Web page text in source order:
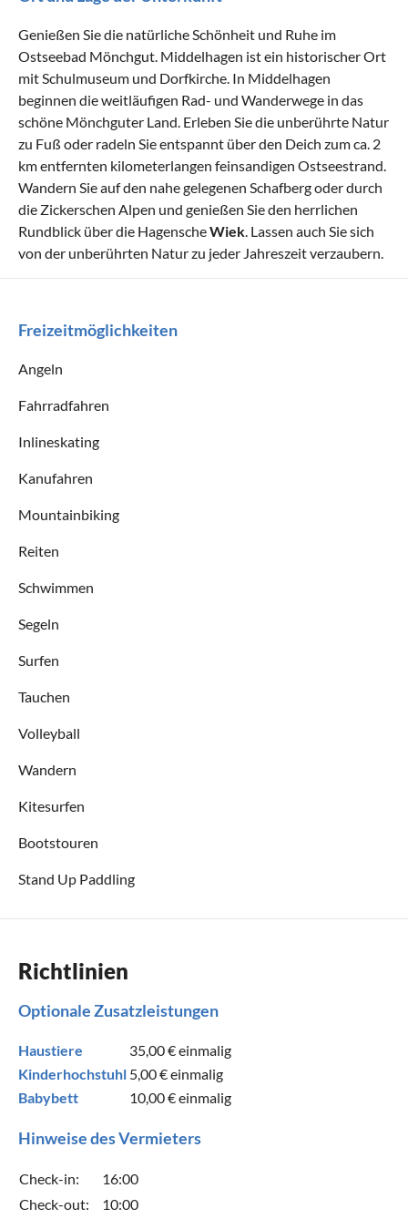
Genießen Sie die natürliche Schönheit und Ruhe im
Ostseebad Mönchgut. Middelhagen ist ein historischer Ort
mit Schulmuseum und Dorfkirche. In Middelhagen
beginnen die weitläufigen Rad- und Wanderwege in das
schöne Mönchguter Land. Erleben Sie die unberührte Natur
zu Fuß oder radeln Sie entspannt über den Deich zum ca. 2
km entfernten kilometerlangen feinsandigen Ostseestrand.
Wandern Sie auf den nahe gelegenen Schafberg oder durch
die Zickerschen Alpen und genießen Sie den herrlichen
Rundblick über die HagenscheWiek . Lassen auch Sie sich
von der unberührten Natur zu jeder Jahreszeit verzaubern.
Freizeitmöglichkeiten
Angeln
Fahrradfahren
Inlineskating
Kanufahren
Mountainbiking
Reiten
Schwimmen
Segeln
Surfen
Tauchen
Volleyball
Wandern
Kitesurfen
Bootstouren
Stand Up Paddling
Richtlinien
Optionale Zusatzleistungen
Haustiere 35,00 €einmalig
Kinderhochstuhl 5,00 €einmalig
Babybett
10,00 €einmalig
Hinweise des Vermieters
Check-in:
16:00
Check-out:
10:00